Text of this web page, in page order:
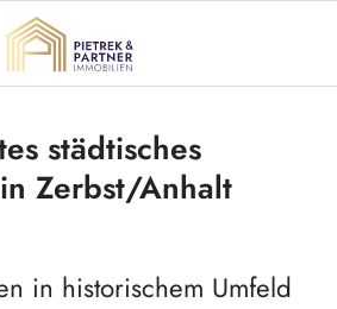
städtisches
Zerbst/Anhalt
in historischem Umfeld